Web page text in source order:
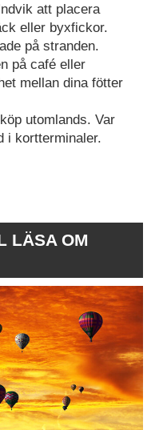
att placera
eller byxfickor.
på stranden.
på café eller
mellan dina fötter
utomlands. Var
i kortterminaler.
LÄSA OM